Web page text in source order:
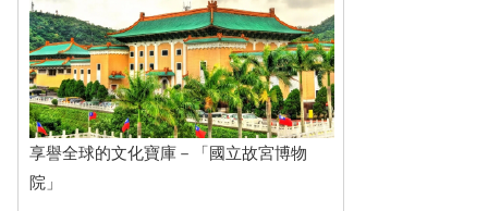
享譽全球的文化寶庫－「國立故宮博物
院」